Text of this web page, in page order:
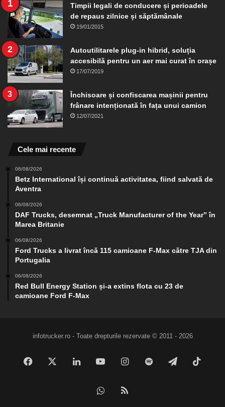
Timpii legali de conducere și perioadele
de repaus zilnice și săptămânale
19/01/2015
Autoutilitarele plug-in hibrid, soluția
accesibilă pentru un aer mai curat în orașe
17/07/2019
Închisoare și confiscarea mașinii pentru
frânare intenționată în fața unui camion
12/07/2021
Cele mai recente
06/08/2026
Betz International își continuă activitatea, fiind salvată de
Aventra
06/08/2026
DAF Trucks, desemnat „Truck Manufacturer of the Year” în
Marea Britanie
06/08/2026
Ford Trucks a livrat încă 115 camioane F-Max către TJA din
Portugalia
06/08/2026
Red Bull Energy Station și-a extins flota cu 23 de
camioane Ford F-Max
infotrucker.ro - Toate drepturile rezervate © 2011 - 2026
Facebook LinkedInYouTubeInstagram
Spotify Telegram
WhatsApp